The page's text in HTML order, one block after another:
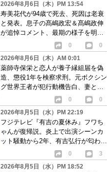
2026年8月6日（木）PM 13:54
寿美花代が94歳で死去、死因は老衰
と発表。息子の髙嶋政宏＆髙嶋政伸
が追悼コメント、最期の様子を明か
0
0
2026年8月6日（木）AM 0:01
薬師寺保栄と恋人が養子縁組届を偽
造、懲役1年を検察求刑。元ボクシン
グ世界王者が犯行動機告白、妻と離
0
0
2026年8月5日（水）PM 22:19
フジテレビ『有吉の夏休み』フワち
ゃんが復帰説。炎上で出演シーンカ
ット騒動から2年、有吉弘行が匂わせ
0
3
2026年8月5日（水）PM 18:52